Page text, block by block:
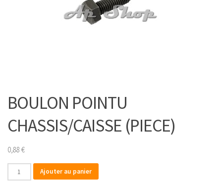
BOULON POINTU
CHASSIS/CAISSE (PIECE)
0,88 €
quantité
de
Ajouter au panier